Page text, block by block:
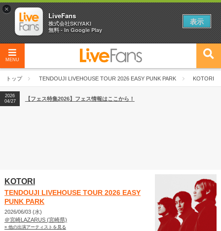
MENU
トップ TENDOUJI LIVEHOUSE TOUR 2026 EASY PUNK PARK KOTORI
2026
04/27
2026
【ライブ動員ランキング】2026年上半期編発表！
2026
04/27
【フェス特集2026】フェス情報はここから！
KOTORI
TENDOUJI LIVEHOUSE TOUR 2026 EASY
PUNK PARK
2026/06/03 (水)
＠宮崎LAZARUS (宮崎県)
» 他の出演アーティストを見る
×
LiveFans
株式会社SKIYAKI
無料 - In Google Play
表示